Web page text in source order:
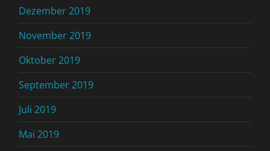
Dezember 2019
November 2019
Oktober 2019
September 2019
Juli 2019
Mai 2019